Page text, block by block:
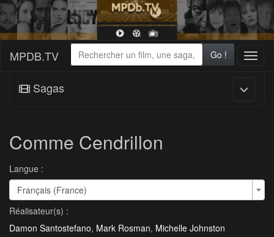
MPDB.TV Go !
Sagas
Comme Cendrillon
Langue :
Français (France)
Réalisateur(s) :
Damon Santostefano, Mark Rosman, Michelle Johnston